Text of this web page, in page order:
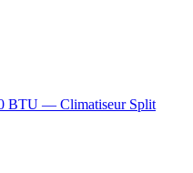
BTU — Climatiseur Split